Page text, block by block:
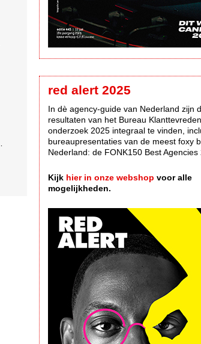
red alert 2025
In dè agency-guide van Nederland zijn
resultaten van het Bureau
onderzoek 2025 integraal te vinden,
bureaupresentaties van de meest foxy
Nederland: de FONK150 Best Agencies
Kijk hier in onze webshop voor alle
mogelijkheden.